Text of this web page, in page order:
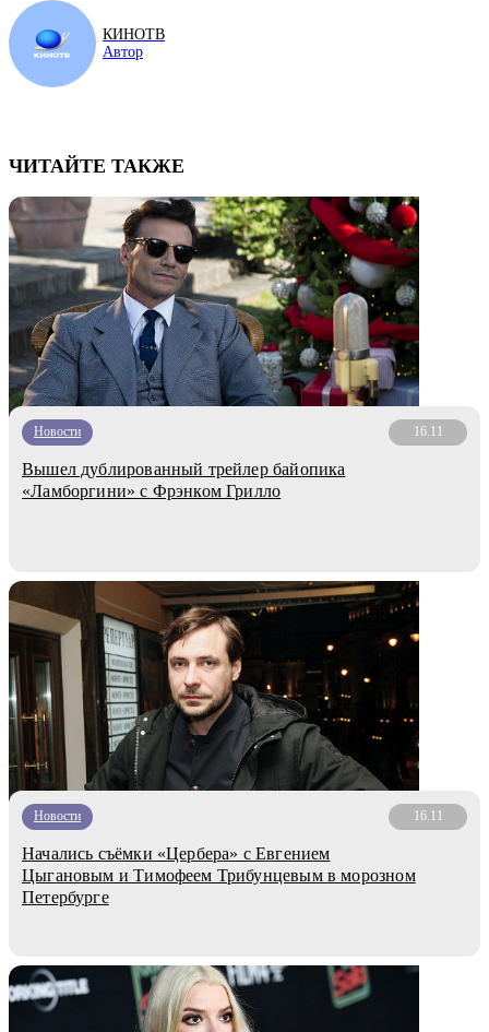
КИНОТВ
Автор
ЧИТАЙТЕ ТАКЖЕ
Новости 16.11
Вышел дублированный трейлер байопика
«Ламборгини» с Фрэнком Грилло
Новости 16.11
Начались съёмки «Цербера» с Евгением
Цыгановым и Тимофеем Трибунцевым в морозном
Петербурге